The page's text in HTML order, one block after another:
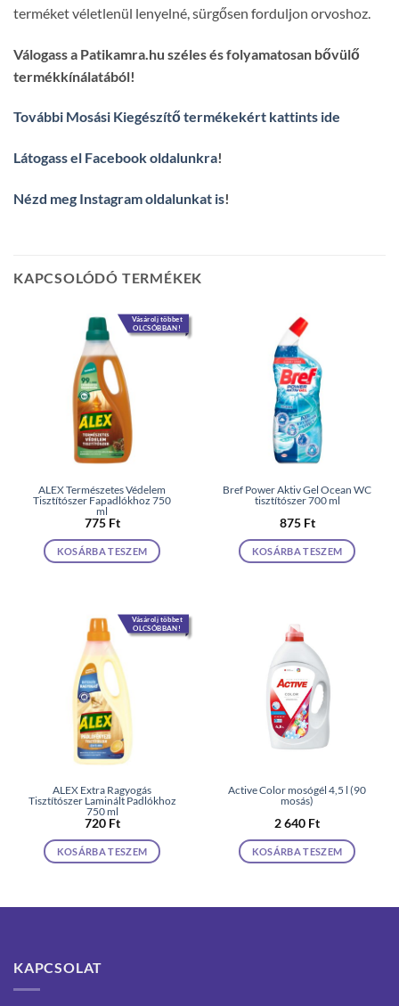
terméket véletlenül lenyelné, sürgősen forduljon orvoshoz.
Válogass a Patikamra.hu széles és folyamatosan bővülő
termékkínálatából!
További Mosási Kiegészítő termékekért kattints ide
Látogass el Facebook oldalunkra!
Nézd meg Instagram oldalunkat is!
KAPCSOLÓDÓ TERMÉKEK
Vásárolj többet
OLCSÓBBAN!
ALEX Természetes Védelem
Tisztítószer Fapadlókhoz 750
ml
775 Ft
KOSÁRBA TESZEM
Bref Power Aktiv Gel Ocean WC
tisztítószer 700 ml
875 Ft
KOSÁRBA TESZEM
Vásárolj többet
OLCSÓBBAN!
ALEX Extra Ragyogás
Tisztítószer Laminált Padlókhoz
750 ml
720 Ft
KOSÁRBA TESZEM
Active Color mosógél 4,5 l (90
mosás)
2 640 Ft
KOSÁRBA TESZEM
KAPCSOLAT